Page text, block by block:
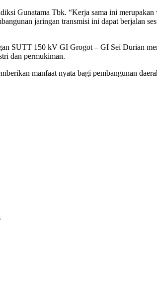
Gunatama Tbk. “Kerja sama ini
jaringan transmisi ini dapat berjalan
SUTT 150 kV GI Grogot – GI Sei Durian
dan permukiman.
manfaat nyata bagi pembangunan